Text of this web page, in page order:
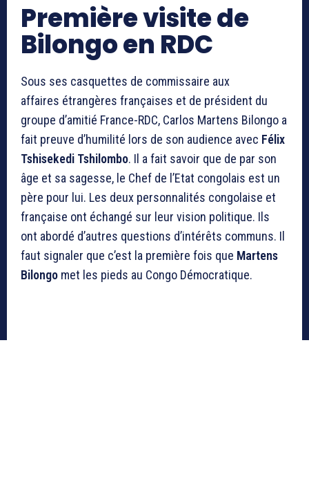
Première visite de
Bilongo en RDC
Sous ses casquettes de commissaire aux
affaires étrangères françaises et de président du
groupe d’amitié France-RDC, Carlos Martens Bilongo a
fait preuve d’humilité lors de son audience avec Félix
Tshisekedi Tshilombo. Il a fait savoir que de par son
âge et sa sagesse, le Chef de l’Etat congolais est un
père pour lui. Les deux personnalités congolaise et
française ont échangé sur leur vision politique. Ils
ont abordé d’autres questions d’intérêts communs. Il
faut signaler que c’est la première fois que Martens
Bilongo met les pieds au Congo Démocratique.